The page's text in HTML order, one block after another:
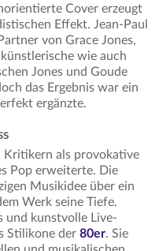
Cover erzeugt
Effekt. Jean-Paul
von Grace Jones,
wie auch
Jones und Goude
das Ergebnis war ein
ergänzte.
Kritikern als provokative
Pop erweiterte. Die
Musikidee über ein
Werk seine Tiefe.
und kunstvolle Live-
Stilikone der 80er. Sie